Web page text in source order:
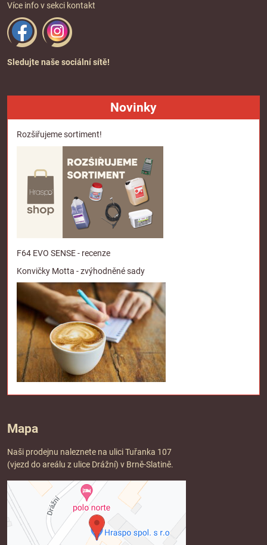
Více info v sekci kontakt
Sledujte naše sociální sítě!
Novinky
Rozšiřujeme sortiment!
F64 EVO SENSE - recenze
Konvičky Motta - zvýhodněné sady
Mapa
Naši prodejnu naleznete na ulici Tuřanka 107
(vjezd do areálu z ulice Drážní) v Brně-Slatině.